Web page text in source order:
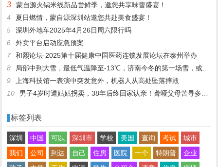
3
蒙自源火锅米线新品尝鲜季，邀您共享味蕾盛宴！
4
夏日燃情，蒙自源深圳站邀您共赴美食盛宴！
5
深圳外地车2025年4月26日周六限行吗
6
外卖平台启动应急预案
7
和熙论坛·2025第十届健康中国医药连锁发展论坛在泰州举办
8
局部中到大雪，最低气温降至-13℃，济南今冬的第一场雪，或跟去年同一时间！
9
上海科技馆一表演中突发意外，机器人从高处坠落摔毁
10
男子4岁时遭姑姑拐卖，38年后终回家认亲！聋哑父母苦寻多年，母亲已抱憾离世丨红星寻人
标签列表
深圳 中国 可以 深圳市 学校 美国 查询 考试
城市
我们
公司 到达 自己 住房 医院 一个 特朗普
企业